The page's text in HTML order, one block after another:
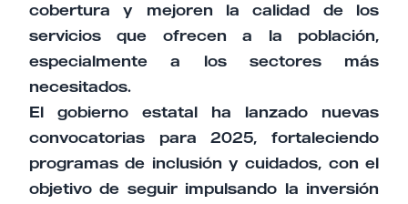
cobertura y mejoren la calidad de los
servicios que ofrecen a la población,
especialmente a los sectores más
necesitados.​
El gobierno estatal ha lanzado nuevas
convocatorias para 2025, fortaleciendo
programas de inclusión y cuidados, con el
objetivo de seguir impulsando la inversión